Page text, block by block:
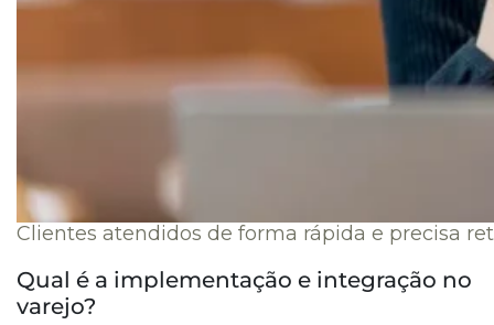
Clientes atendidos de forma rápida e precisa
Qual é a implementação e integração no
varejo?